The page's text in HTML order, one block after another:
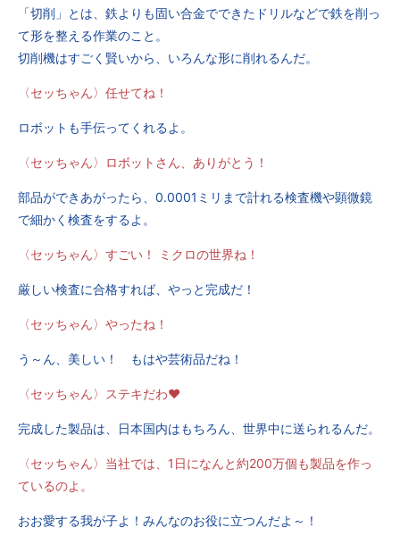
「切削」とは、鉄よりも固い合金でできたドリルなどで鉄を削っ
て形を整える作業のこと。
切削機はすごく賢いから、いろんな形に削れるんだ。
〈セッちゃん〉任せてね！
ロボットも手伝ってくれるよ。
〈セッちゃん〉ロボットさん、ありがとう！
部品ができあがったら、0.0001ミリまで計れる検査機や顕微鏡
で細かく検査をするよ。
〈セッちゃん〉すごい！ ミクロの世界ね！
厳しい検査に合格すれば、やっと完成だ！
〈セッちゃん〉やったね！
う～ん、美しい！ もはや芸術品だね！
〈セッちゃん〉ステキだわ♥
完成した製品は、日本国内はもちろん、世界中に送られるんだ。
〈セッちゃん〉当社では、1日になんと約200万個も製品を作っ
ているのよ。
おお愛する我が子よ！みんなのお役に立つんだよ～！